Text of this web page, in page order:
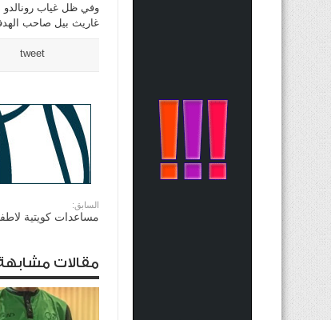
غاريث بيل صاحب الهدف الأول من
tweet
السابق:
مساعدات كويتية
مقالات